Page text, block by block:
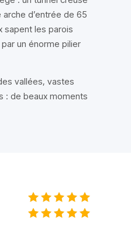
d’entrée de 65
sapent les parois
un énorme pilier
vallées, vastes
: de beaux moments